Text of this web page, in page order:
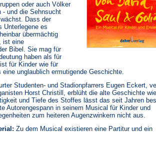
oder auch Völker
- und die Sehnsucht
Dass der
Unterlegene es
übermächtig
ist eine
Bibel. Sie mag für
haben als für
für Kinder wie für
eine unglaublich ermutigende Geschichte.
Studenten- und Stadionpfarrers Eugen Eckert,
Horst Christill, erblüht die alte Geschichte
und Tiefe des Stoffes lässt das seit Jahren
Autorengespann in seinem Musical für Kinder und
zum heiteren Augenzwinkern nicht aus.
Zu dem Musical existieren eine Partitur und ein